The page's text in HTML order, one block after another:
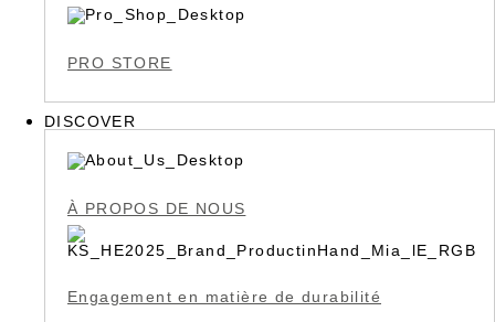
PRO STORE
DISCOVER
À PROPOS DE NOUS
Engagement en matière de durabilité